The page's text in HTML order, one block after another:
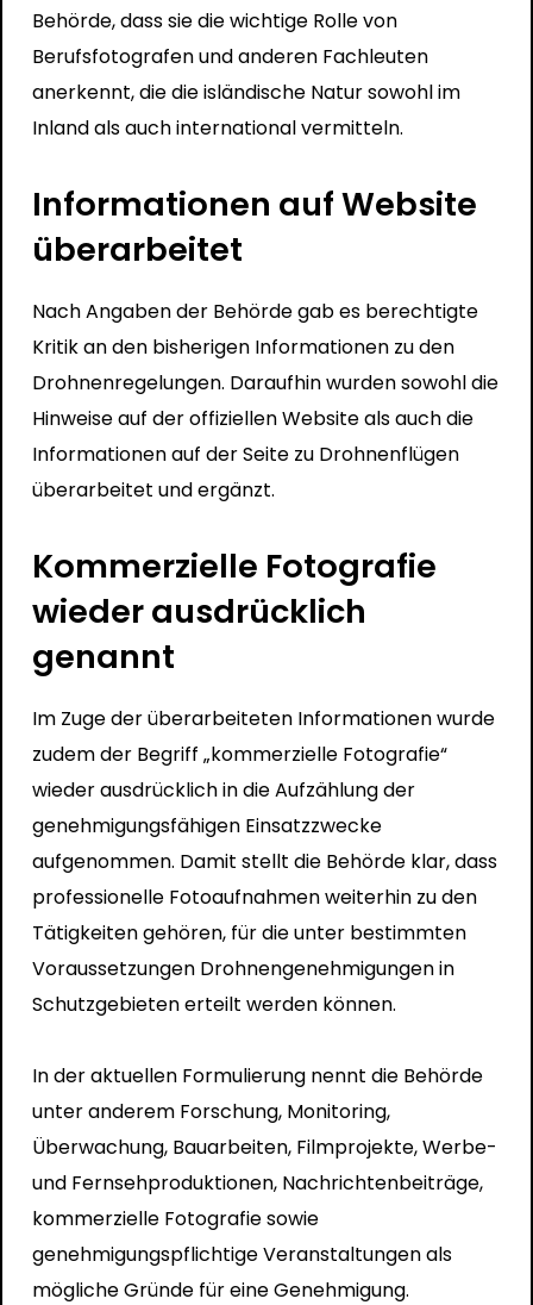
Behörde, dass sie die wichtige Rolle von
Berufsfotografen und anderen Fachleuten
anerkennt, die die isländische Natur sowohl im
Inland als auch international vermitteln.
Informationen auf Website
überarbeitet
Nach Angaben der Behörde gab es berechtigte
Kritik an den bisherigen Informationen zu den
Drohnenregelungen. Daraufhin wurden sowohl die
Hinweise auf der offiziellenWebsiteals auch die
Informationen auf derSeite zu Drohnenflügen
überarbeitet und ergänzt.
Kommerzielle Fotografie
wieder ausdrücklich
genannt
Im Zuge der überarbeiteten Informationen wurde
zudem der Begriff „kommerzielle Fotografie“
wieder ausdrücklich in die Aufzählung der
genehmigungsfähigen Einsatzzwecke
aufgenommen. Damit stellt die Behörde klar, dass
professionelle Fotoaufnahmen weiterhin zu den
Tätigkeiten gehören, für die unter bestimmten
Voraussetzungen Drohnengenehmigungen in
Schutzgebieten erteilt werden können.
In der aktuellen Formulierung nennt die Behörde
unter anderem Forschung, Monitoring,
Überwachung, Bauarbeiten, Filmprojekte, Werbe-
und Fernsehproduktionen, Nachrichtenbeiträge,
kommerzielle Fotografie sowie
genehmigungspflichtige Veranstaltungen als
mögliche Gründe für eine Genehmigung.